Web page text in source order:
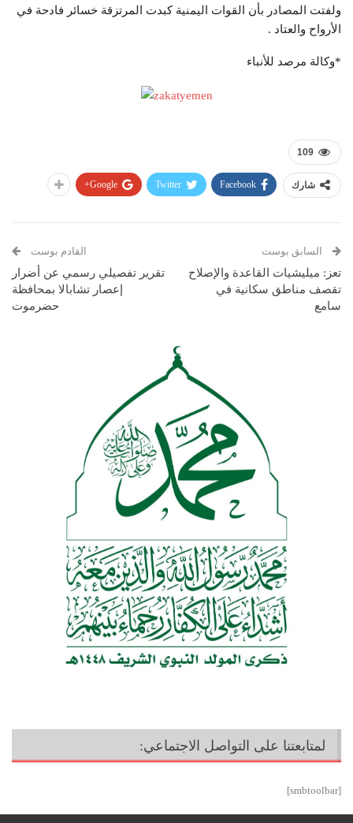
ولفتت المصادر بأن القوات اليمنية كبدت المرتزقة خسائر فادحة في
الأرواح والعتاد .
*وكالة مرصد للأنباء
109
شارك Facebook
Twitter
Google+
السابق بوست
تعز: ميليشيات القاعدة والإصلاح
تقصف مناطق سكانية في
سامع
القادم بوست
تقرير تفصيلي رسمي عن أضرار
إعصار تشابالا بمحافظة
حضرموت
لمتابعتنا على التواصل الاجتماعي:
[smbtoolbar]